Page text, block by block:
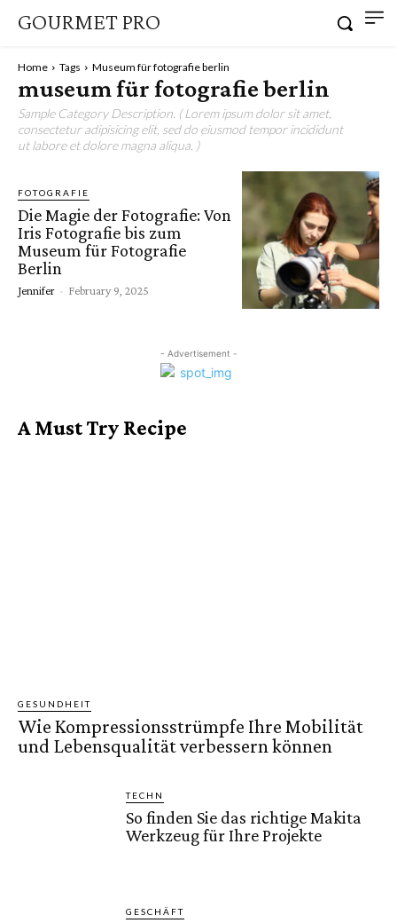
GOURMET PRO
Home Tags Museum für fotografie berlin
museum für fotografie berlin
Sample Category Description. ( Lorem ipsum dolor sit amet,
consectetur adipisicing elit, sed do eiusmod tempor incididunt
ut labore et dolore magna aliqua. )
FOTOGRAFIE
Die Magie der Fotografie: Von
Iris Fotografie bis zum
Museum für Fotografie
Berlin
Jennifer - February 9, 2025
- Advertisement -
A Must Try Recipe
GESUNDHEIT
Wie Kompressionsstrümpfe Ihre Mobilität
und Lebensqualität verbessern können
TECHN
So finden Sie das richtige Makita
Werkzeug für Ihre Projekte
GESCHÄFT